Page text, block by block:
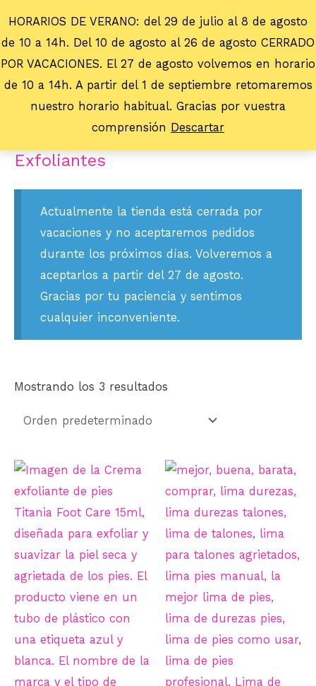
HORARIOS DE VERANO: del 29 de julio al 8 de agosto
de 10 a 14h. Del 10 de agosto al 26 de agosto CERRADO
POR VACACIONES. El 27 de agosto volvemos en horario
de 10 a 14h. A partir del 1 de septiembre retomaremos
nuestro horario habitual. Gracias por vuestra
comprensión Descartar
Para los Pies/ Exfoliantes
Exfoliantes
Actualmente la tienda está cerrada por
vacaciones y no aceptaremos pedidos
durante los próximos días. Volveremos a
aceptarlos a partir del 27 de agosto.
Gracias por tu paciencia y sentimos
cualquier inconveniente.
Mostrando los 3 resultados